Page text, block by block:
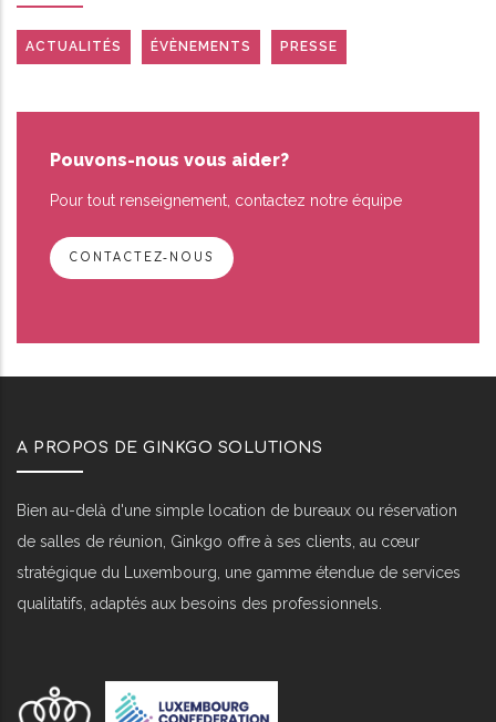
ACTUALITÉS ÉVÈNEMENTS PRESSE
Pouvons-nous vous aider?
Pour tout renseignement, contactez notre équipe
CONTACTEZ-NOUS
A PROPOS DE GINKGO SOLUTIONS
Bien au-delà d'une simple location de bureaux ou réservation
de salles de réunion, Ginkgo offre à ses clients, au cœur
stratégique du Luxembourg, une gamme étendue de services
qualitatifs, adaptés aux besoins des professionnels.